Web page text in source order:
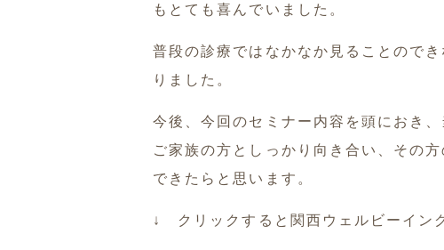
もとても喜んでいました。
普段の診療ではなかなか見ることので
りました。
今後、今回のセミナー内容を頭におき
ご家族の方としっかり向き合い、その
できたらと思います。
↓ クリックすると関西ウェルビーイン